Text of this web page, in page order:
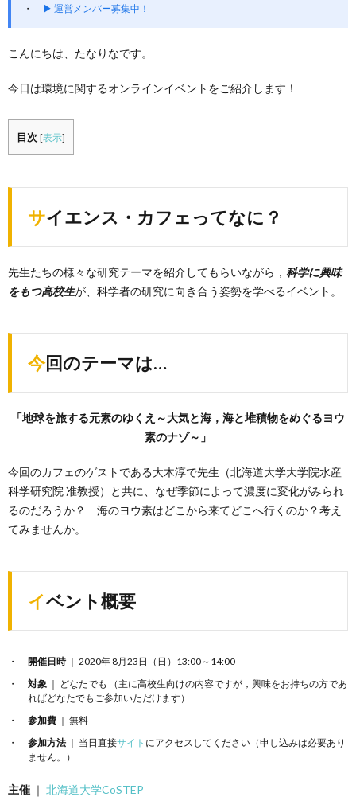
▶ 運営メンバー募集中！
こんにちは、たなりなです。
今日は環境に関するオンラインイベントをご紹介します！
目次 [表示]
サイエンス・カフェってなに？
先生たちの様々な研究テーマを紹介してもらいながら， 科学に興味
をもつ高校生が、科学者の研究に向き合う姿勢を学べるイベント。
今回のテーマは…
「地球を旅する元素のゆくえ～大気と海，海と堆積物をめぐるヨウ
素のナゾ～」
今回のカフェのゲストである大木淳で先生（北海道大学大学院水産
科学研究院 准教授）と共に、なぜ季節によって濃度に変化がみられ
るのだろうか？ 海のヨウ素はどこから来てどこへ行くのか？考え
てみませんか。
イベント概要
開催日時｜ 2020年 8月23日（日）13:00～14:00
対象 ｜ どなたでも （主に高校生向けの内容ですが，興味をお持ちの方であ
ればどなたでもご参加いただけます）
参加費 ｜ 無料
参加方法 ｜ 当日直接サイト にアクセスしてください（申し込みは必要あり
ません。）
主催 ｜ 北海道大学CoSTEP